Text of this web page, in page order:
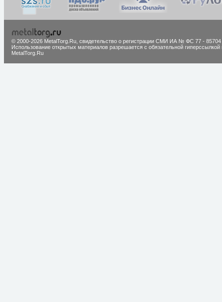
© 2000-2026 MetalTorg.Ru, cвидетельство о регистрации СМИ ИА № ФС 77 - 85704
Использование открытых материалов разрешается с обязательной гиперссылкой
MetalTorg.Ru